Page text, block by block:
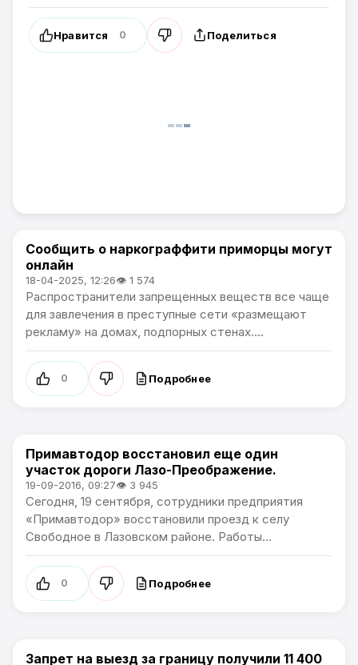
Нравится 0 Поделиться
Новости Приморского края
Сообщить о наркограффити приморцы могут
онлайн
18-04-2025, 12:26👁 1 574
Распространители запрещенных веществ все чаще
для завлечения в преступные сети «размещают
рекламу» на домах, подпорных стенах....
0 Подробнее
Новости Приморского края
Примавтодор восстановил еще один
участок дороги Лазо-Преображение.
19-09-2016, 09:27👁 3 945
Сегодня, 19 сентября, сотрудники предприятия
«Примавтодор» восстановили проезд к селу
Свободное в Лазовском районе. Работы...
0 Подробнее
Новости Приморского края
Запрет на выезд за границу получили 11 400